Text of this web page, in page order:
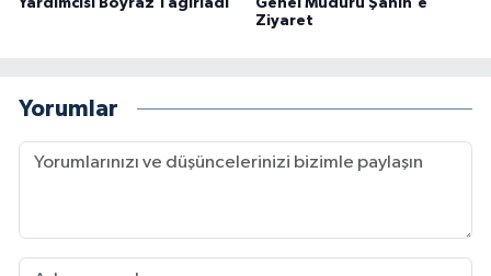
Yardımcısı Boyraz'ı ağırladı
Genel Müdürü Şahin'e
Ziyaret
Yorumlar